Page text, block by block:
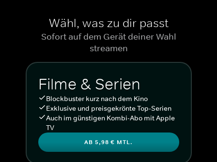
Wähl, was zu dir passt
Sofort auf dem Gerät deiner Wahl
streamen
Filme & Serien
Blockbuster kurz nach dem Kino
Exklusive und preisgekrönte Top-Serien
Auch im günstigen Kombi-Abo mit Apple
TV
AB 5,98 € MTL.